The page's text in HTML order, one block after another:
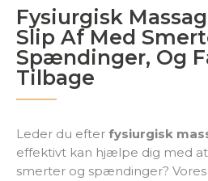
Fysiurgisk
Slip Af Med
Spændinger, Og
Tilbage
Leder du efter fysiurgisk
effektivt kan hjælpe dig med
smerter og spændinger?